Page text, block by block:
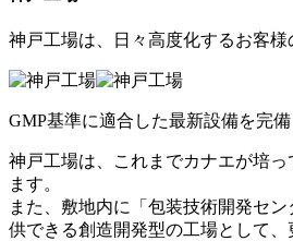
神戸工場は、日々高度化するお客
GMP基準に適合した最新設備を完
神戸工場は、これまでカナエが培
ます。
また、敷地内に「包装技術開発セ
供できる創造開発型の工場として、